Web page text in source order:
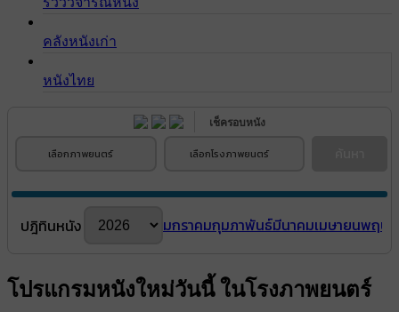
คลังหนังเก่า
หนังไทย
เช็ครอบหนัง
เลือกภาพยนตร์ เลือกโรงภาพยนตร์
ปฎิทินหนัง มกราคมกุมภาพันธ์มีนาคมเมษายนพฤษ
โปรแกรมหนังใหม่วันนี้ ในโรงภาพยนตร์